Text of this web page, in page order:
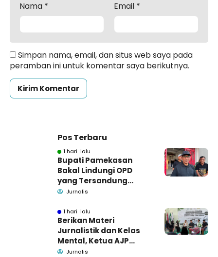
Nama * Email *
Simpan nama, email, dan situs web saya pada
peramban ini untuk komentar saya berikutnya.
Pos Terbaru
1 hari lalu
Bupati Pamekasan
Bakal Lindungi OPD
yang Tersandung
Dugaan Korupsi
Jurnalis
1 hari lalu
Berikan Materi
Jurnalistik dan Kelas
Mental, Ketua AJP
Bakar Semangat LPM
Jurnalis